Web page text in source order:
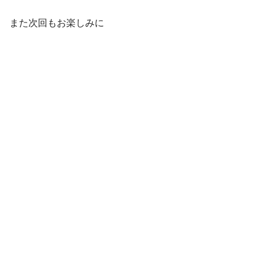
また次回もお楽しみに